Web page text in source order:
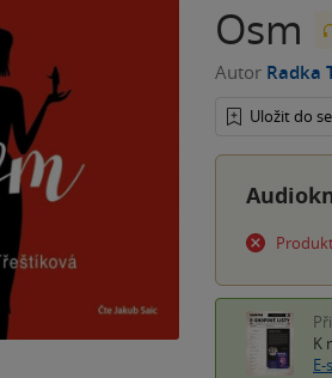
Osm
Autor Radka
Uložit do
K